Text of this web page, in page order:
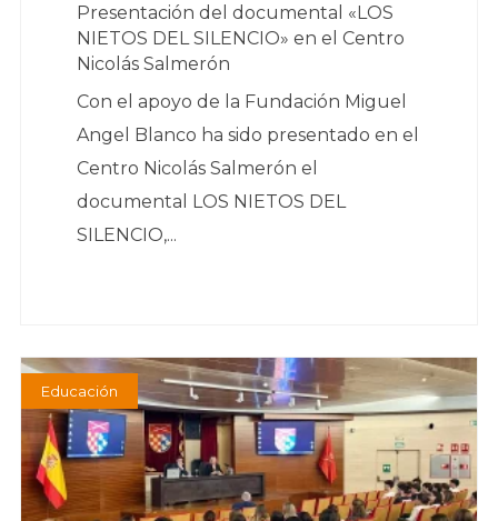
Presentación del documental «LOS
NIETOS DEL SILENCIO» en el Centro
Nicolás Salmerón
Con el apoyo de la Fundación Miguel
Angel Blanco ha sido presentado en el
Centro Nicolás Salmerón el
documental LOS NIETOS DEL
SILENCIO,...
Educación